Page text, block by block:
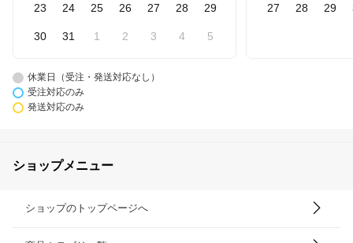
23 24 25 26 27 28 29
30 31 1 2 3 4 5
27 28 29
休業日（受注・発送対応なし）
受注対応のみ
発送対応のみ
ショップメニュー
ショップのトップページへ